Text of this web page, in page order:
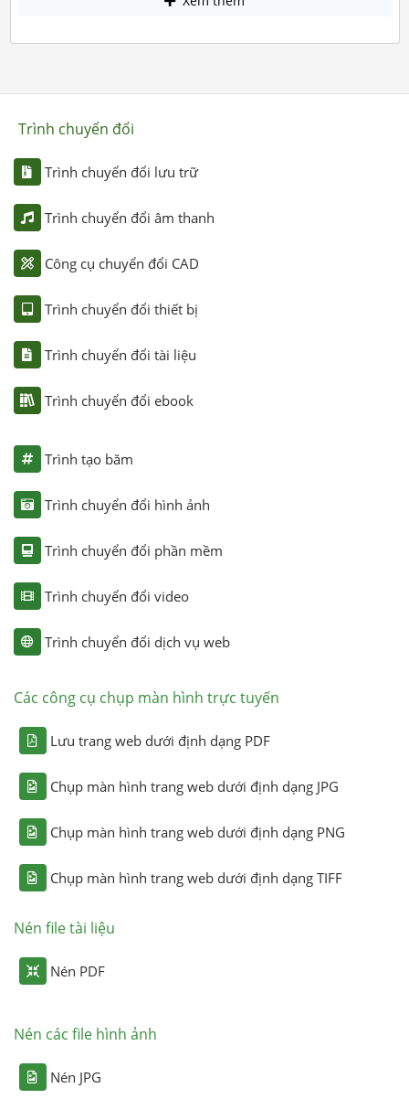
Trình chuyển đổi
Trình chuyển đổi lưu trữ
Trình chuyển đổi âm thanh
Công cụ chuyển đổi CAD
Trình chuyển đổi thiết bị
Trình chuyển đổi tài liệu
Trình chuyển đổi ebook
Trình tạo băm
Trình chuyển đổi hình ảnh
Trình chuyển đổi phần mềm
Trình chuyển đổi video
Trình chuyển đổi dịch vụ web
Các công cụ chụp màn hình trực tuyến
Lưu trang web dưới định dạng PDF
Chụp màn hình trang web dưới định dạng JPG
Chụp màn hình trang web dưới định dạng PNG
Chụp màn hình trang web dưới định dạng TIFF
Nén file tài liệu
Nén PDF
Nén các file hình ảnh
Nén JPG